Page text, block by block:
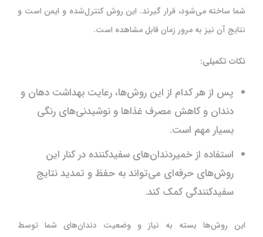
شما ساخته می‌شود، قرار گیرند. این روش کنترل‌شده و ایمن است و
نتایج آن نیز به مرور زمان قابل مشاهده است.
نکات تکمیلی:
پس از هر کدام از این روش‌ها، رعایت بهداشت دهان و
دندان و کاهش مصرف غذاها و نوشیدنی‌های رنگی
بسیار مهم است.
استفاده از خمیردندان‌های سفیدکننده در کنار این
روش‌های حرفه‌ای می‌تواند به حفظ و تمدید نتایج
سفیدکنندگی کمک کند.
این روش‌ها بسته به نیاز و وضعیت دندان‌های شما توسط